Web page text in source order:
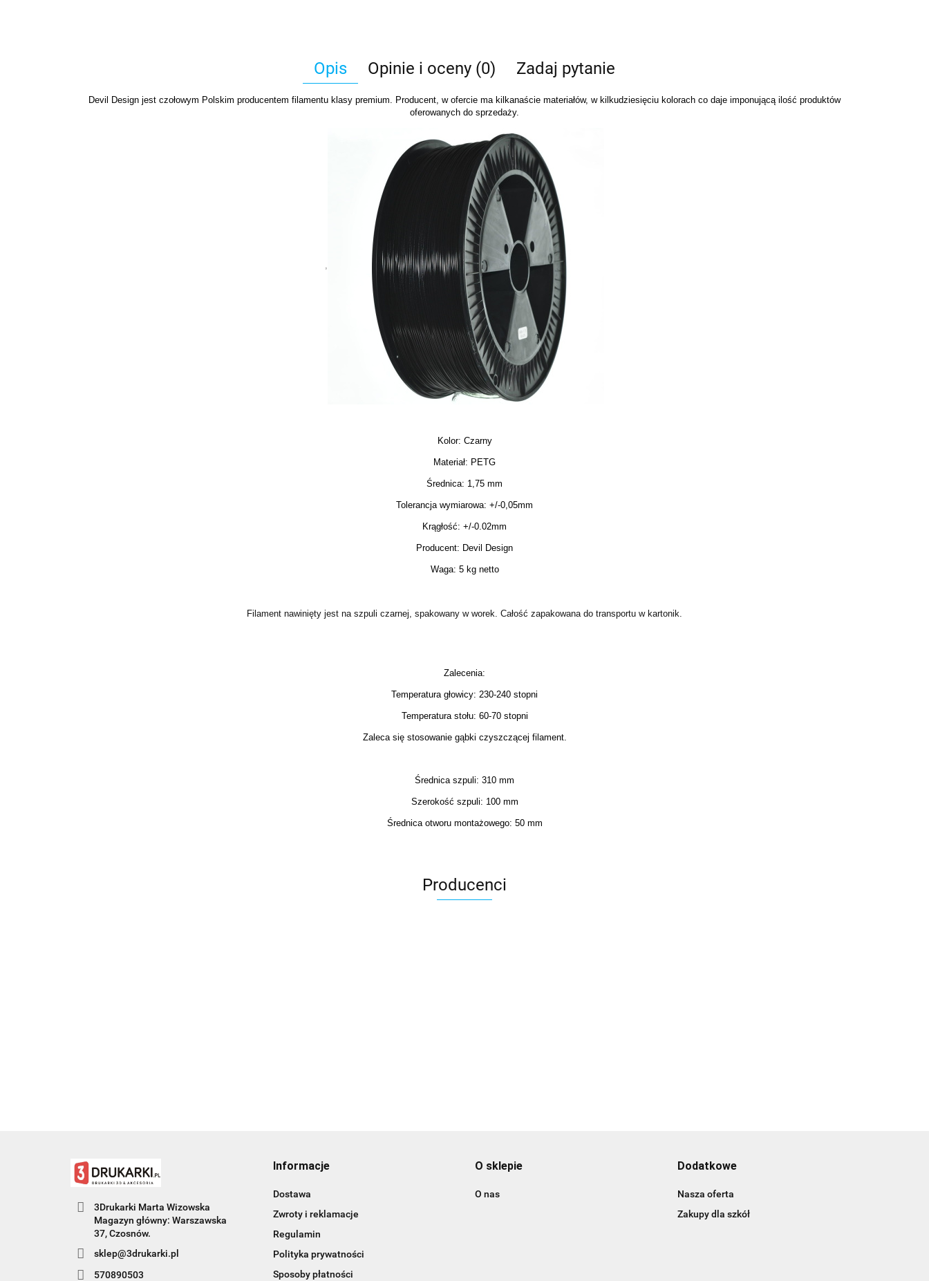
Opis Opinie i oceny (0) Zadaj pytanie
Devil Design jest czołowym Polskim producentem filamentu klasy premium. Producent, w ofercie ma kilkanaście materiałów, w kilkudziesięciu kolorach co daje imponującą ilość produktów
oferowanych do sprzedaży.
,
Kolor: Czarny
Materiał: PETG
Średnica: 1,75 mm
Tolerancja wymiarowa: +/-0,05mm
Krągłość: +/-0.02mm
Producent: Devil Design
Waga: 5 kg netto
Filament nawinięty jest na szpuli czarnej, spakowany w worek. Całość zapakowana do transportu w kartonik.
Zalecenia:
Temperatura głowicy: 230-240 stopni
Temperatura stołu: 60-70 stopni
Zaleca się stosowanie gąbki czyszczącej filament.
Średnica szpuli: 310 mm
Szerokość szpuli: 100 mm
Średnica otworu montażowego: 50 mm
Producenci
3Drukarki Marta Wizowska
Magazyn główny: Warszawska
sklep@3drukarki.pl
570890503
Informacje
Dostawa
Zwroty i reklamacje
Regulamin
Polityka prywatności
Sposoby płatności
O sklepie
O nas
Dodatkowe
Nasza oferta
Zakupy dla szkół